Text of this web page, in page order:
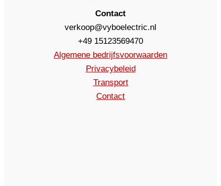
Contact
verkoop@vyboelectric.nl
+49 15123569470
Algemene bedrijfsvoorwaarden
Privacybeleid
Transport
Contact